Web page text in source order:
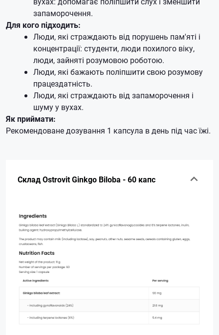
запаморочення.
Для кого підходить:
Люди, які страждають від порушень пам'яті і
концентрації: студенти, люди похилого віку,
люди, зайняті розумовою роботою.
Люди, які бажають поліпшити свою розумову
працездатність.
Люди, які страждають від запаморочення і
шуму у вухах.
Як приймати:
Рекомендоване дозування 1 капсула в день під час їжі.
Склад Ostrovit Ginkgo Biloba - 60 капс